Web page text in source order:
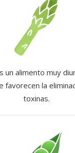
un alimento muy
favorecen la
toxinas.